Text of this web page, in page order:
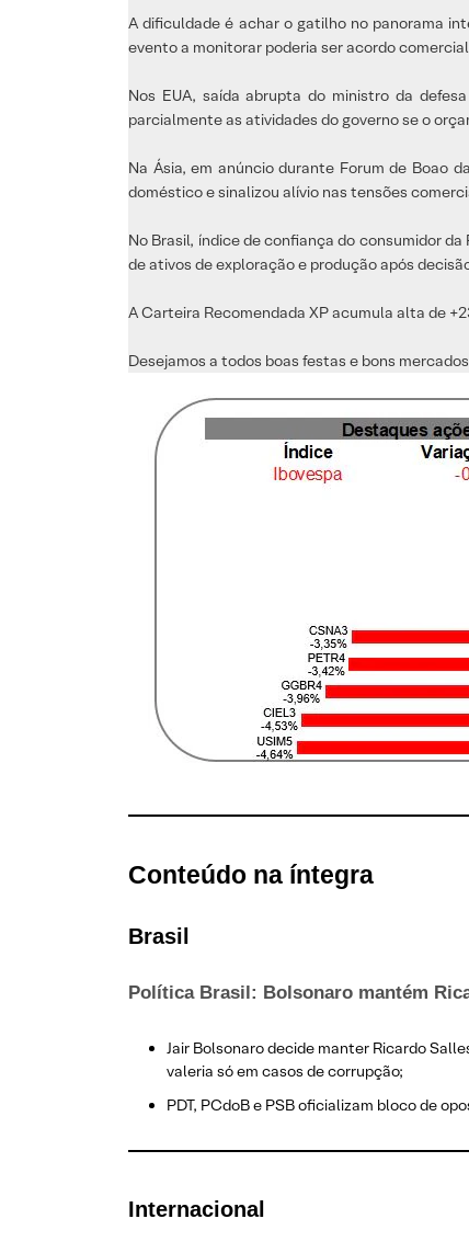
A dificuldade é achar o gatilho no panorama
evento a monitorar poderia ser acordo
Nos EUA, saída abrupta do ministro da
parcialmente as atividades do governo se o
Na Ásia, em anúncio durante Forum de Boao
doméstico e sinalizou alívio nas tensões
No Brasil, índice de confiança do consumidor
de ativos de exploração e produção após
A Carteira Recomendada XP acumula alta de
Desejamos a todos boas festas e bons
Conteúdo na íntegra
Brasil
Política Brasil: Bolsonaro mantém
Jair Bolsonaro decide manter Ricardo
valeria só em casos de corrupção;
PDT, PCdoB e PSB oficializam bloco de
Internacional